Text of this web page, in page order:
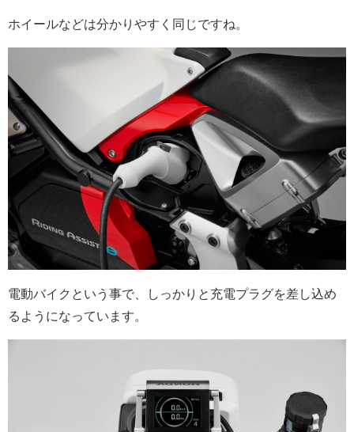
ホイールなどは分かりやすく同じですね。
電動バイクという事で、しっかりと充電プラグを差し込め
るようになっています。